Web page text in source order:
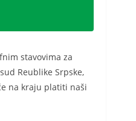
stavovima za
Reublike Srpske,
na kraju platiti naši